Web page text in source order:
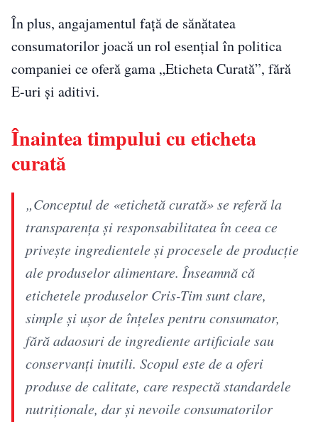
În plus, angajamentul față de sănătatea
consumatorilor joacă un rol esențial în politica
companiei ce oferă gama „Eticheta Curată”, fără
E-uri și aditivi.
Înaintea timpului cu eticheta
curată
„Conceptul de «etichetă curată» se referă la
transparența și responsabilitatea în ceea ce
privește ingredientele și procesele de producție
ale produselor alimentare. Înseamnă că
etichetele produselor Cris-Tim sunt clare,
simple și ușor de înțeles pentru consumator,
fără adaosuri de ingrediente artificiale sau
conservanți inutili. Scopul este de a oferi
produse de calitate, care respectă standardele
nutriționale, dar și nevoile consumatorilor